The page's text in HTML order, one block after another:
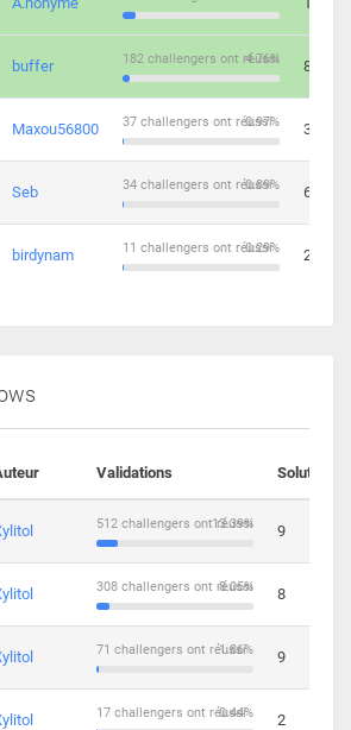
buffer 4.76%
182 challengers ont réussi 8
Maxou56800 0.97%
37 challengers ont réussi 3
Seb 0.89%
34 challengers ont réussi 6
birdynam 0.29%
11 challengers ont réussi 2
Validations Solutions
13.39%
512 challengers ont réussi 9
8.05%
308 challengers ont réussi 8
1.86%
71 challengers ont réussi 9
0.44%
17 challengers ont réussi 2